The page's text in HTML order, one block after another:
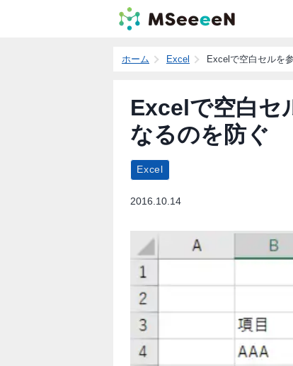
ホーム Excel Excelで空白セルを
Excelで空白セ
なるのを防ぐ
Excel
2016.10.14